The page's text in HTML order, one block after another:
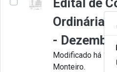
Edital de
Ordinária
-
Modificado há 11
Monteiro.